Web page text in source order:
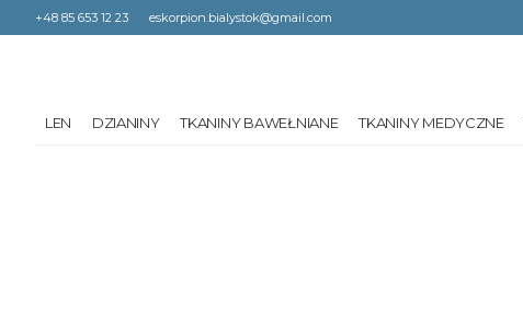
+48 85 653 12 23 eskorpion.bialystok@gmail.com
LEN DZIANINY TKANINY BAWEŁNIANE TKANINY MEDYCZNE